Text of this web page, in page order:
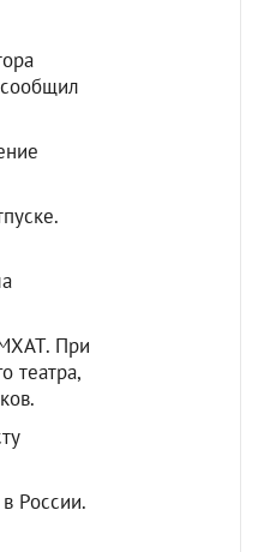
При
театра,
России.